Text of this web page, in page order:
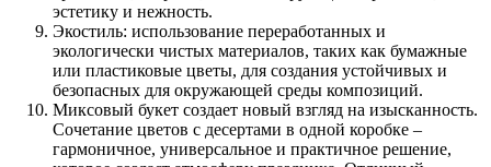
эстетику и нежность.
Экостиль: использование переработанных и
экологически чистых материалов, таких как бумажные
или пластиковые цветы, для создания устойчивых и
безопасных для окружающей среды композиций.
Миксовый букет создает новый взгляд на изысканность.
Сочетание цветов с десертами в одной коробке –
гармоничное, универсальное и практичное решение,